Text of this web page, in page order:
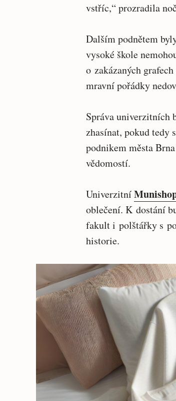
vstříc,“ prozradila
Dalším podnětem
vysoké škole
o zakázaných
mravní pořádky
Správa univerzitních
zhasínat, pokud tedy
podnikem města
vědomostí.
Univerzitní
oblečení. K dostání
fakult i polštářky s
historie.